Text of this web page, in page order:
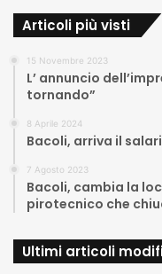
Articoli più visti
15 Novembre 2023
L’ annuncio
tornando”
8 Aprile 2024
Bacoli, arriva il
7 Agosto 2023
Bacoli, cambia la
pirotecnico che
Ultimi articoli